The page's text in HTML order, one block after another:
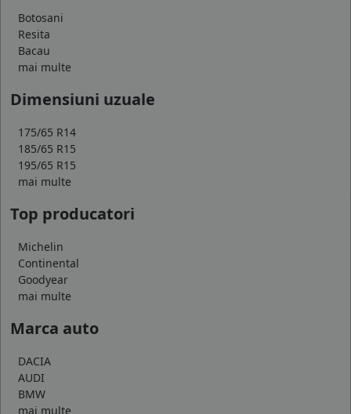
Botosani
Resita
Bacau
mai multe
Dimensiuni uzuale
175/65 R14
185/65 R15
195/65 R15
mai multe
Top producatori
Michelin
Continental
Goodyear
mai multe
Marca auto
DACIA
AUDI
BMW
mai multe